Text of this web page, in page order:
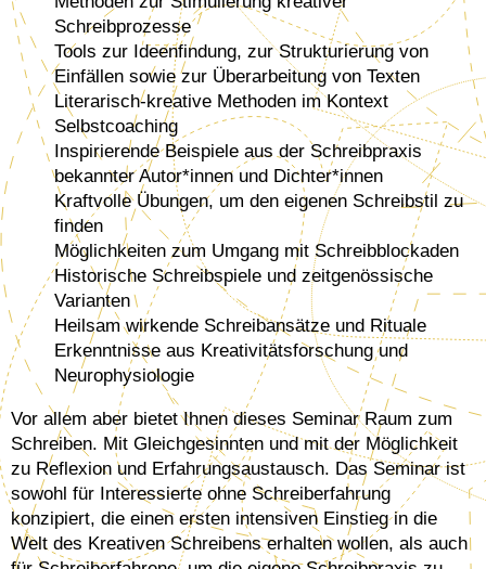
Schreibprozesse
Tools zur Ideenfindung, zur Strukturierung von
Einfällen sowie zur Überarbeitung von Texten
Literarisch-kreative Methoden im Kontext
Selbstcoaching
Inspirierende Beispiele aus der Schreibpraxis
bekannter Autor*innen und Dichter*innen
Kraftvolle Übungen, um den eigenen Schreibstil zu
finden
Möglichkeiten zum Umgang mit Schreibblockaden
Historische Schreibspiele und zeitgenössische
Varianten
Heilsam wirkende Schreibansätze und Rituale
Erkenntnisse aus Kreativitätsforschung und
Neurophysiologie
Vor allem aber bietet Ihnen dieses Seminar Raum zum
Schreiben. Mit Gleichgesinnten und mit der Möglichkeit
zu Reflexion und Erfahrungsaustausch. Das Seminar ist
sowohl für Interessierte ohne Schreiberfahrung
konzipiert, die einen ersten intensiven Einstieg in die
Welt des Kreativen Schreibens erhalten wollen, als auch